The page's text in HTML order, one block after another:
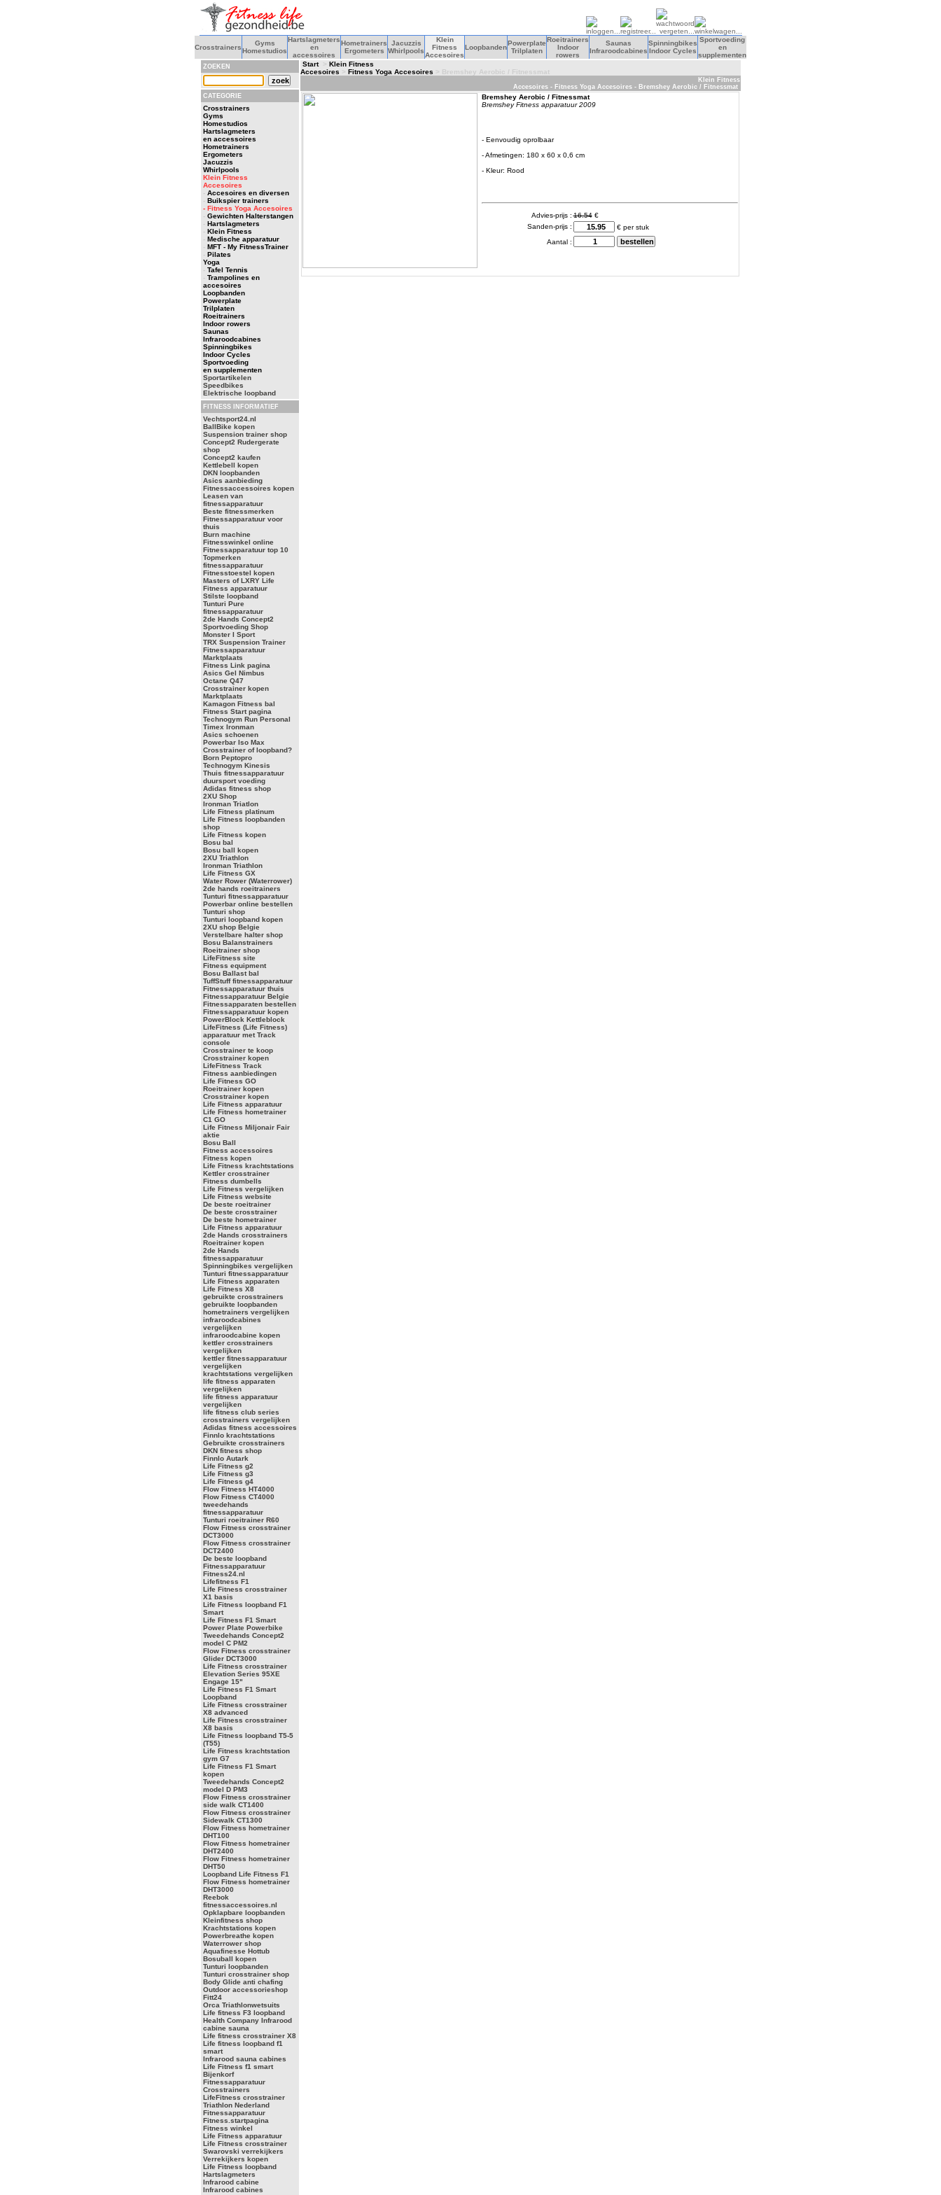
Crosstrainers
Gyms
Homestudios
Hartslagmeters
en
accessoires
Hometrainers
Ergometers
Jacuzzis
Whirlpools
Klein
Fitness
Accesoires
Loopbanden
Powerplate
Trilplaten
Roeitrainers
Indoor
rowers
Saunas
Infraroodcabines
Spinningbikes
Indoor Cycles
Sportvoeding
en
supplementen
ZOEKEN
CATEGORIE
Crosstrainers
Gyms
Homestudios
Hartslagmeters
en accessoires
Hometrainers
Ergometers
Jacuzzis
Whirlpools
Klein Fitness
Accesoires
- Accesoires en diversen
- Buikspier trainers
- Fitness Yoga Accesoires
- Gewichten Halterstangen
- Hartslagmeters
- Klein Fitness
- Medische apparatuur
- MFT - My FitnessTrainer
- Pilates
Yoga
- Tafel Tennis
- Trampolines en
accesoires
Loopbanden
Powerplate
Trilplaten
Roeitrainers
Indoor rowers
Saunas
Infraroodcabines
Spinningbikes
Indoor Cycles
Sportvoeding
en supplementen
Sportartikelen
Speedbikes
Elektrische loopband
FITNESS INFORMATIEF
Vechtsport24.nl
BallBike kopen
Suspension trainer shop
Concept2 Rudergerate
shop
Concept2 kaufen
Kettlebell kopen
DKN loopbanden
Asics aanbieding
Fitnessaccessoires kopen
Leasen van
fitnessapparatuur
Beste fitnessmerken
Fitnessapparatuur voor
thuis
Burn machine
Fitnesswinkel online
Fitnessapparatuur top 10
Topmerken
fitnessapparatuur
Fitnesstoestel kopen
Masters of LXRY Life
Fitness apparatuur
Stilste loopband
Tunturi Pure
fitnessapparatuur
2de Hands Concept2
Sportvoeding Shop
Monster I Sport
TRX Suspension Trainer
Fitnessapparatuur
Marktplaats
Fitness Link pagina
Asics Gel Nimbus
Octane Q47
Crosstrainer kopen
Marktplaats
Kamagon Fitness bal
Fitness Start pagina
Technogym Run Personal
Timex Ironman
Asics schoenen
Powerbar Iso Max
Crosstrainer of loopband?
Born Peptopro
Technogym Kinesis
Thuis fitnessapparatuur
duursport voeding
Adidas fitness shop
2XU Shop
Ironman Triatlon
Life Fitness platinum
Life Fitness loopbanden
shop
Life Fitness kopen
Bosu bal
Bosu ball kopen
2XU Triathlon
Ironman Triathlon
Life Fitness GX
Water Rower (Waterrower)
2de hands roeitrainers
Tunturi fitnessapparatuur
Powerbar online bestellen
Tunturi shop
Tunturi loopband kopen
2XU shop Belgie
Verstelbare halter shop
Bosu Balanstrainers
Roeitrainer shop
LifeFitness site
Fitness equipment
Bosu Ballast bal
TuffStuff fitnessapparatuur
Fitnessapparatuur thuis
Fitnessapparatuur Belgie
Fitnessapparaten bestellen
Fitnessapparatuur kopen
PowerBlock Kettleblock
LifeFitness (Life Fitness)
apparatuur met Track
console
Crosstrainer te koop
Crosstrainer kopen
LifeFitness Track
Fitness aanbiedingen
Life Fitness GO
Roeitrainer kopen
Crosstrainer kopen
Life Fitness apparatuur
Life Fitness hometrainer
C1 GO
Life Fitness Miljonair Fair
aktie
Bosu Ball
Fitness accessoires
Fitness kopen
Life Fitness krachtstations
Kettler crosstrainer
Fitness dumbells
Life Fitness vergelijken
Life Fitness website
De beste roeitrainer
De beste crosstrainer
De beste hometrainer
Life Fitness apparatuur
2de Hands crosstrainers
Roeitrainer kopen
2de Hands
fitnessapparatuur
Spinningbikes vergelijken
Tunturi fitnessapparatuur
Life Fitness apparaten
Life Fitness X8
gebruikte crosstrainers
gebruikte loopbanden
hometrainers vergelijken
infraroodcabines
vergelijken
infraroodcabine kopen
kettler crosstrainers
vergelijken
kettler fitnessapparatuur
vergelijken
krachtstations vergelijken
life fitness apparaten
vergelijken
life fitness apparatuur
vergelijken
life fitness club series
crosstrainers vergelijken
Adidas fitness accessoires
Finnlo krachtstations
Gebruikte crosstrainers
DKN fitness shop
Finnlo Autark
Life Fitness g2
Life Fitness g3
Life Fitness g4
Flow Fitness HT4000
Flow Fitness CT4000
tweedehands
fitnessapparatuur
Tunturi roeitrainer R60
Flow Fitness crosstrainer
DCT3000
Flow Fitness crosstrainer
DCT2400
De beste loopband
Fitnessapparatuur
Fitness24.nl
Lifefitness F1
Life Fitness crosstrainer
X1 basis
Life Fitness loopband F1
Smart
Life Fitness F1 Smart
Power Plate Powerbike
Tweedehands Concept2
model C PM2
Flow Fitness crosstrainer
Glider DCT3000
Life Fitness crosstrainer
Elevation Series 95XE
Engage 15"
Life Fitness F1 Smart
Loopband
Life Fitness crosstrainer
X8 advanced
Life Fitness crosstrainer
X8 basis
Life Fitness loopband T5-5
(T55)
Life Fitness krachtstation
gym G7
Life Fitness F1 Smart
kopen
Tweedehands Concept2
model D PM3
Flow Fitness crosstrainer
side walk CT1400
Flow Fitness crosstrainer
Sidewalk CT1300
Flow Fitness hometrainer
DHT100
Flow Fitness hometrainer
DHT2400
Flow Fitness hometrainer
DHT50
Loopband Life Fitness F1
Flow Fitness hometrainer
DHT3000
Reebok
fitnessaccessoires.nl
Opklapbare loopbanden
Kleinfitness shop
Krachtstations kopen
Powerbreathe kopen
Waterrower shop
Aquafinesse Hottub
Bosuball kopen
Tunturi loopbanden
Tunturi crosstrainer shop
Body Glide anti chafing
Outdoor accessorieshop
Fitt24
Orca Triathlonwetsuits
Life fitness F3 loopband
Health Company Infrarood
cabine sauna
Life fitness crosstrainer X8
Life fitness loopband f1
smart
Infrarood sauna cabines
Life Fitness f1 smart
Bijenkorf
Fitnessapparatuur
Crosstrainers
LifeFitness crosstrainer
Triathlon Nederland
Fitnessapparatuur
Fitness.startpagina
Fitness winkel
Life Fitness apparatuur
Life Fitness crosstrainer
Swarovski verrekijkers
Verrekijkers kopen
Life Fitness loopband
Hartslagmeters
Infrarood cabine
Infrarood cabines
Start> Klein Fitness
Accesoires > Fitness Yoga Accesoires > Bremshey Aerobic / Fitnessmat
Klein Fitness
Accesoires - Fitness Yoga Accesoires - Bremshey Aerobic / Fitnessmat
Bremshey Aerobic / Fitnessmat
Bremshey Fitness apparatuur 2009
- Eenvoudig oprolbaar
- Afmetingen: 180 x 60 x 0,6 cm
- Kleur: Rood
Advies-prijs : 16.54€
Sanden-prijs :
€ per stuk
Aantal :